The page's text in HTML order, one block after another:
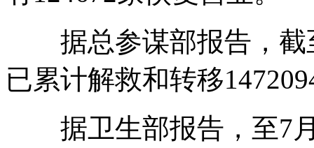
据总参谋部报告，截
已累计解救和转移
据卫生部报告，至7月